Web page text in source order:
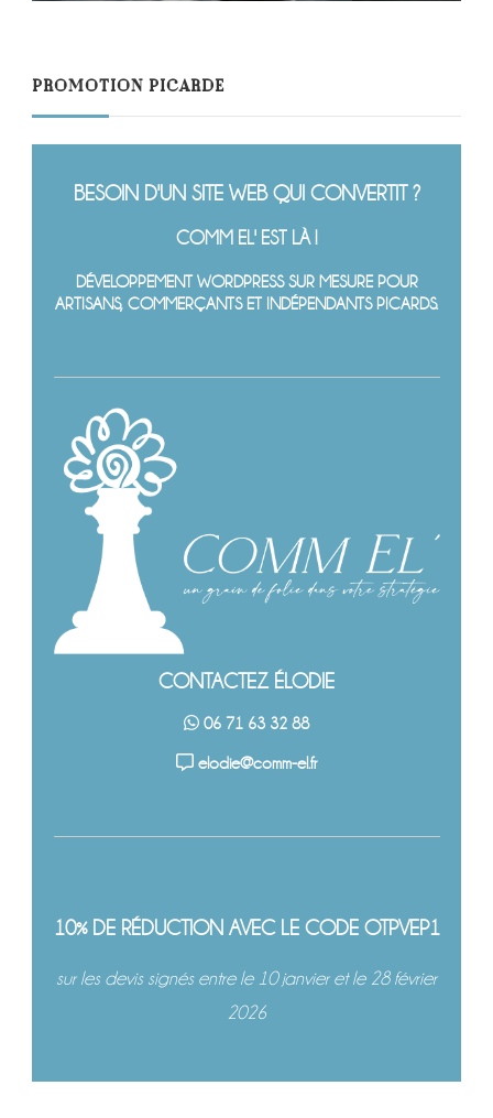
PROMOTION PICARDE
BESOIN D'UN SITE WEB QUI CONVERTIT ?
COMM EL' EST LÀ !
DÉVELOPPEMENT WORDPRESS SUR MESURE POUR
ARTISANS, COMMERÇANTS ET INDÉPENDANTS PICARDS.
CONTACTEZ ÉLODIE
06 71 63 32 88
elodie@comm-el.fr
10% DE RÉDUCTION AVEC LE CODE OTPVEP1
sur les devis signés entre le 10 janvier et le 28 février
2026